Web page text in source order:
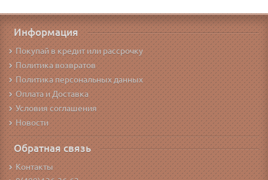
Информация
Покупай в кредит или рассрочку
Политика возвратов
Политика персональных данных
Оплата и Доставка
Условия соглашения
Новости
Обратная связь
Контакты